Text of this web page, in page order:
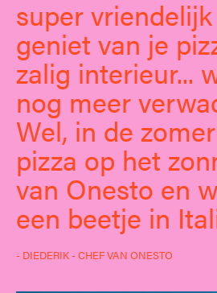
super
geniet van je
zalig interieur...
nog meer
Wel, in de
pizza op het
van Onesto en
een beetje in
- DIEDERIK - CHEF VAN ONESTO